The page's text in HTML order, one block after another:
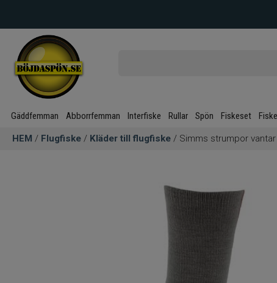
Gäddfemman Abborrfemman Interfiske Rullar Spön Fiskeset
HEM / Flugfiske / Kläder till flugfiske / Simms strumpor vantar